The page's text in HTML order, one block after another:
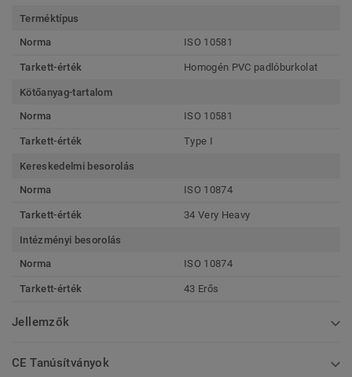
Terméktípus
Norma
ISO 10581
Tarkett-érték Homogén PVC padlóburkolat
Kötőanyag-tartalom
Norma
ISO 10581
Tarkett-érték Type I
Kereskedelmi besorolás
Norma
ISO 10874
Tarkett-érték 34 Very Heavy
Intézményi besorolás
Norma
ISO 10874
Tarkett-érték 43 Erős
Jellemzők
CE Tanúsítványok